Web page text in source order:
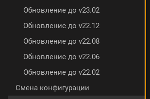
Обновление до v23.02
Обновление до v22.12
Обновление до v22.08
Обновление до v22.06
Обновление до v22.02
Смена конфигурации